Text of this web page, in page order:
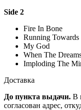
Side 2
Fire In Bone
Running Towards
My God
When The
Imploding The
Доставка
До пункта выдачи. В
согласован адрес,